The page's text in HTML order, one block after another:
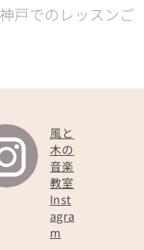
戸でのレッスンご
風と
木の
音楽
教室
Inst
agra
m